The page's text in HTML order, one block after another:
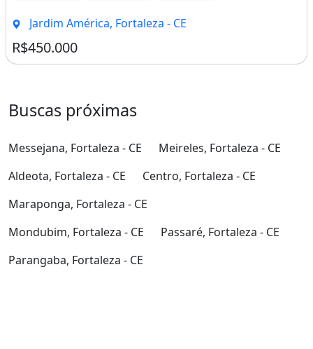
Jardim América, Fortaleza - CE
R$450.000
Buscas próximas
Messejana, Fortaleza - CE
Meireles, Fortaleza - CE
Aldeota, Fortaleza - CE
Centro, Fortaleza - CE
Maraponga, Fortaleza - CE
Mondubim, Fortaleza - CE
Passaré, Fortaleza - CE
Parangaba, Fortaleza - CE